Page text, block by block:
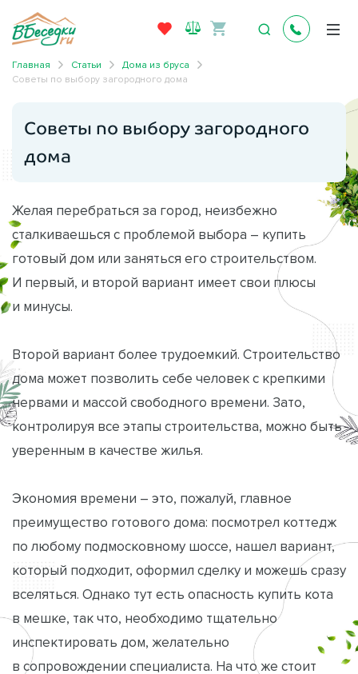
Главная Статьи
Дома из бруса
Советы по выбору загородного дома
Советы по выбору загородного
дома
Желая перебраться за город, неизбежно
сталкиваешься с проблемой выбора – купить
готовый дом или заняться его строительством.
И первый, и второй вариант имеет свои плюсы
и минусы.
Второй вариант более трудоемкий. Строительство
дома может позволить себе человек с крепкими
нервами и массой свободного времени. Зато,
контролируя все этапы строительства, можно быть
уверенным в качестве жилья.
Экономия времени – это, пожалуй, главное
преимущество готового дома: посмотрел коттедж
по любому подмосковному шоссе, нашел вариант,
который подходит, оформил сделку и можешь сразу
вселяться. Однако тут есть опасность купить кота
в мешке, так что, необходимо тщательно
инспектировать дом, желательно
в сопровождении специалиста. На что же стоит